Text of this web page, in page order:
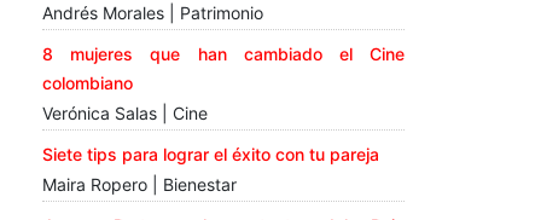
Andrés Morales | Patrimonio
8 mujeres que han cambiado el Cine
colombiano
Verónica Salas | Cine
Siete tips para lograr el éxito con tu pareja
Maira Ropero | Bienestar